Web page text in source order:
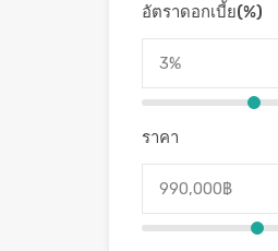
อัตราดอกเบี้ย(%)
ราคา